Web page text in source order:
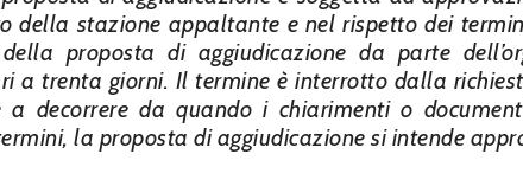
della stazione appaltante e nel rispetto dei
proposta di aggiudicazione da parte
a trenta giorni. Il termine è interrotto dalla
a decorrere da quando i chiarimenti o
la proposta di aggiudicazione si intende